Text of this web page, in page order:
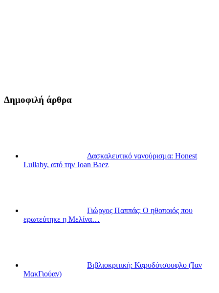
Δημοφιλή άρθρα
Δασκαλευτικό νανούρισμα: Honest
Lullaby, από την Joan Baez
Γιώργος Παππάς: Ο ηθοποιός που
ερωτεύτηκε η Μελίνα…
Βιβλιοκριτική: Καρυδότσουφλο (Ίαν
ΜακΓιούαν)